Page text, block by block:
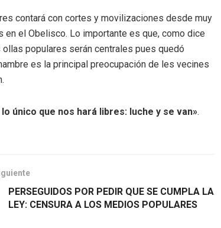
contará con cortes y movilizaciones desde muy
en el Obelisco. Lo importante es que, como dice
populares serán centrales pues quedó
es la principal preocupación de les vecines
único que nos hará libres: luche y se van».
PERSEGUIDOS POR PEDIR QUE SE CUMPLA LA
LEY: CENSURA A LOS MEDIOS POPULARES